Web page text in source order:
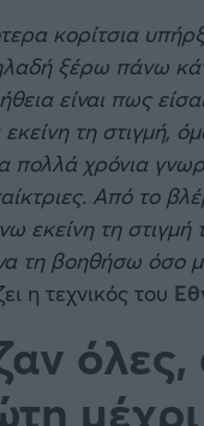
κορίτσια
ξέρω πάνω
είναι πως
τη στιγμή,
πολλά χρόνια
Από το
εκείνη τη στιγμή
τη βοηθήσω όσο
η τεχνικός του